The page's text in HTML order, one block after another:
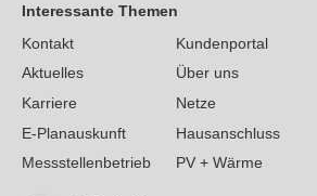
Interessante Themen
Kontakt
Kundenportal
Aktuelles
Über uns
Karriere
Netze
E-Planauskunft
Hausanschluss
Messstellenbetrieb
PV + Wärme